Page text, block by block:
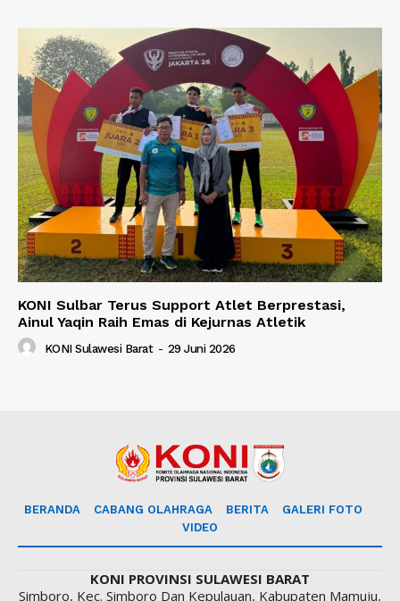
KONI Sulbar Terus Support Atlet Berprestasi,
Ainul Yaqin Raih Emas di Kejurnas Atletik
KONI Sulawesi Barat - 29 Juni 2026
BERANDA CABANG OLAHRAGA BERITA
GALERI FOTO
VIDEO
KONI PROVINSI SULAWESI BARAT
Simboro, Kec. Simboro Dan Kepulauan, Kabupaten Mamuju,